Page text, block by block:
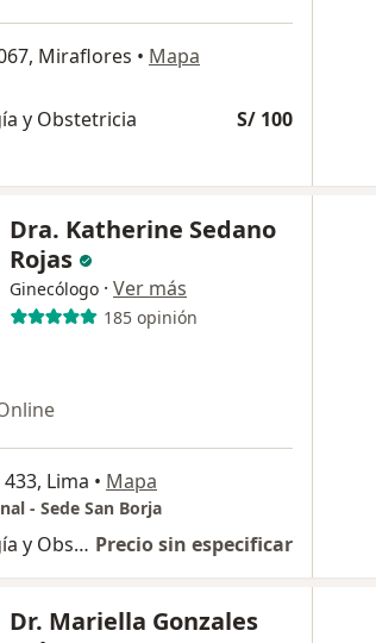
Miraflores • Mapa
y Obstetricia S/ 100
Dra. Katherine Sedano
Rojas
Ginecólogo · Ver más
185 opinión
Lima • Mapa
- Sede San Borja
Visita Ginecología y Obstetricia Precio sin especificar
Dr. Mariella Gonzales